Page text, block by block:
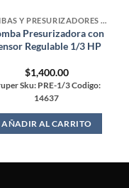
BOMBAS Y PRESURIZADORES DE AGUA
Presurizadora con
Regulable 1/3 HP
$1,400.00
Sku: PRE-1/3 Codigo:
14637
AÑADIR AL CARRITO